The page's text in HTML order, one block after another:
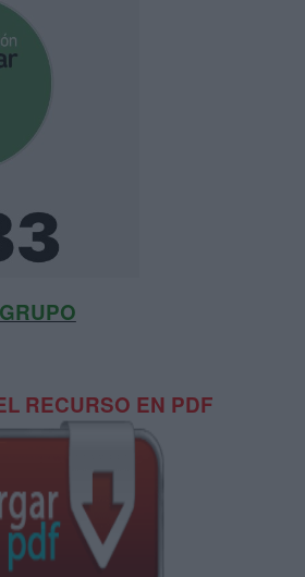
RECURSO EN PDF